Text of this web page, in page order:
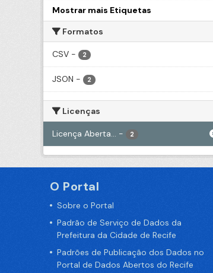
Mostrar mais Etiquetas
Formatos
CSV - 2
JSON - 2
Licenças
Licença Aberta... - 2
O Portal
Sobre o Portal
Padrão de Serviço de Dados da
Prefeitura da Cidade de Recife
Padrões de Publicação dos Dados no
Portal de Dados Abertos do Recife